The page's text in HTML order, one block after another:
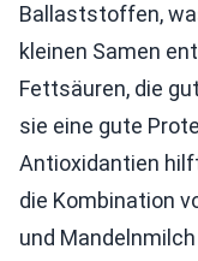
Ballaststoffen,
kleinen Samen
Fettsäuren, die
sie eine gute
Antioxidantien
die Kombination
und